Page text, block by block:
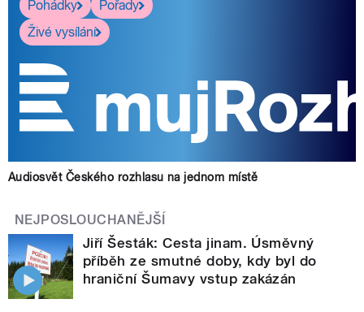
Pohádky
Pořady
Živé vysílání
Audiosvět Českého rozhlasu na jednom místě
NEJPOSLOUCHANĚJŠÍ
Jiří Šesták: Cesta jinam. Úsměvný
příběh ze smutné doby, kdy byl do
hraniční Šumavy vstup zakázán